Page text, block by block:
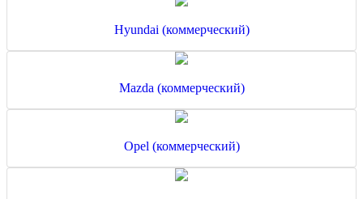
Hyundai (коммерческий)
Mazda (коммерческий)
Opel (коммерческий)